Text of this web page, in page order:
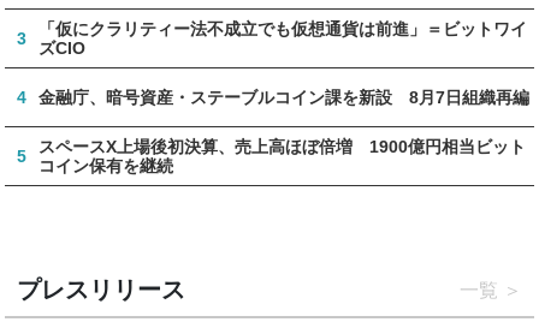
3
「仮にクラリティー法不成立でも仮想通貨は前進」＝ビットワイ
ズCIO
4 金融庁、暗号資産・ステーブルコイン課を新設 8月7日組織再編
5
スペースX上場後初決算、売上高ほぼ倍増 1900億円相当ビット
コイン保有を継続
プレスリリース 一覧